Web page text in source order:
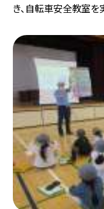
き、自転車安全教室を